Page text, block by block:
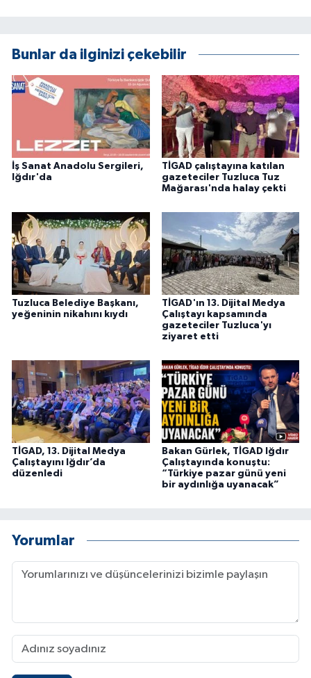
Bunlar da ilginizi çekebilir
İş Sanat Anadolu Sergileri,
Iğdır'da
TİGAD çalıştayına katılan
gazeteciler Tuzluca Tuz
Mağarası'nda halay çekti
Tuzluca Belediye Başkanı,
yeğeninin nikahını kıydı
TİGAD'ın 13. Dijital Medya
Çalıştayı kapsamında
gazeteciler Tuzluca'yı
ziyaret etti
TİGAD, 13. Dijital Medya
Çalıştayını Iğdır’da
düzenledi
Bakan Gürlek, TİGAD Iğdır
Çalıştayında konuştu:
“Türkiye pazar günü yeni
bir aydınlığa uyanacak”
Yorumlar
YAŞAM
YEREL
Yerel Haberler